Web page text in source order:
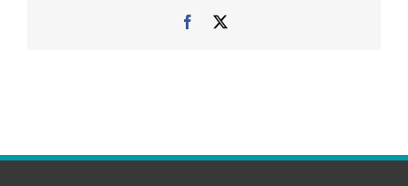
Facebook